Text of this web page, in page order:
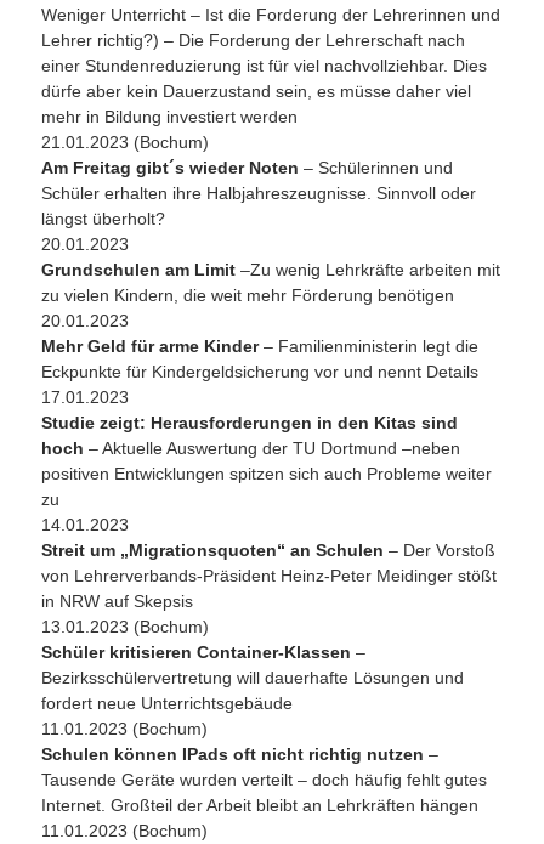
Weniger Unterricht – Ist die Forderung der Lehrerinnen und
Lehrer richtig?) – Die Forderung der Lehrerschaft nach
einer Stundenreduzierung ist für viel nachvollziehbar. Dies
dürfe aber kein Dauerzustand sein, es müsse daher viel
mehr in Bildung investiert werden
21.01.2023 (Bochum)
Am Freitag gibt´s wieder Noten – Schülerinnen und
Schüler erhalten ihre Halbjahreszeugnisse. Sinnvoll oder
längst überholt?
20.01.2023
Grundschulen am Limit –Zu wenig Lehrkräfte arbeiten mit
zu vielen Kindern, die weit mehr Förderung benötigen
20.01.2023
Mehr Geld für arme Kinder– Familienministerin legt die
Eckpunkte für Kindergeldsicherung vor und nennt Details
17.01.2023
Studie zeigt: Herausforderungen in den Kitas sind
hoch – Aktuelle Auswertung der TU Dortmund –neben
positiven Entwicklungen spitzen sich auch Probleme weiter
zu
14.01.2023
Streit um „Migrationsquoten“ an Schulen – Der Vorstoß
von Lehrerverbands-Präsident Heinz-Peter Meidinger stößt
in NRW auf Skepsis
13.01.2023 (Bochum)
Schüler kritisieren Container-Klassen –
Bezirksschülervertretung will dauerhafte Lösungen und
fordert neue Unterrichtsgebäude
11.01.2023 (Bochum)
Schulen können IPads oft nicht richtig nutzen –
Tausende Geräte wurden verteilt – doch häufig fehlt gutes
Internet. Großteil der Arbeit bleibt an Lehrkräften hängen
11.01.2023 (Bochum)